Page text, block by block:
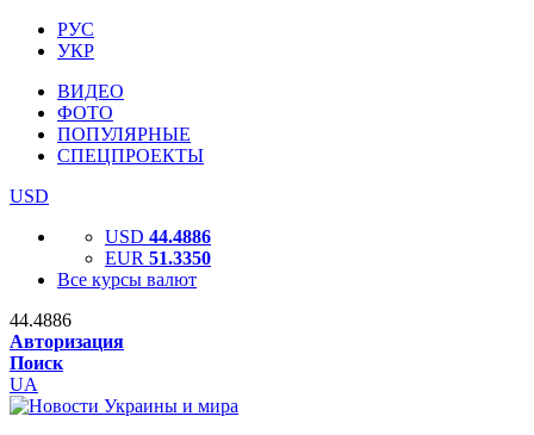
РУС
УКР
ВИДЕО
ФОТО
ПОПУЛЯРНЫЕ
СПЕЦПРОЕКТЫ
USD
USD 44.4886
EUR 51.3350
Все курсы валют
44.4886
Авторизация
Поиск
UA